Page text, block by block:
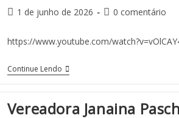
1 de junho de 2026 0 comentário
https://www.youtube.com/
Continue Lendo
Vereadora Janaina